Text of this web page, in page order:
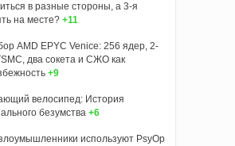
в разные стороны, а 3-я
на месте? +11
AMD EPYC Venice: 256 ядер, 2-
два сокета и СЖО как
+9
велосипед: История
безумства +6
используют PsyOp